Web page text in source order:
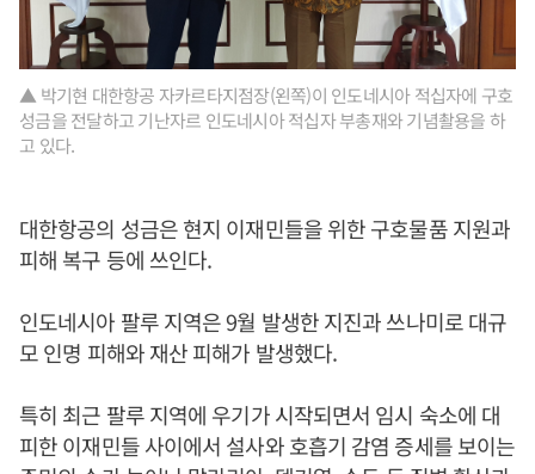
▲ 박기현 대한항공 자카르타지점장(왼쪽)이 인도네시아 적십자에 구호
성금을 전달하고 기난자르 인도네시아 적십자 부총재와 기념촬용을 하
고 있다.
대한항공의 성금은 현지 이재민들을 위한 구호물품 지원과
피해 복구 등에 쓰인다.
인도네시아 팔루 지역은 9월 발생한 지진과 쓰나미로 대규
모 인명 피해와 재산 피해가 발생했다.
특히 최근 팔루 지역에 우기가 시작되면서 임시 숙소에 대
피한 이재민들 사이에서 설사와 호흡기 감염 증세를 보이는